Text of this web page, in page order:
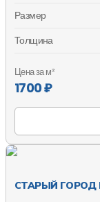
Размер
Толщина
Цена за м²
1700 ₽
СТАРЫЙ ГОРОД